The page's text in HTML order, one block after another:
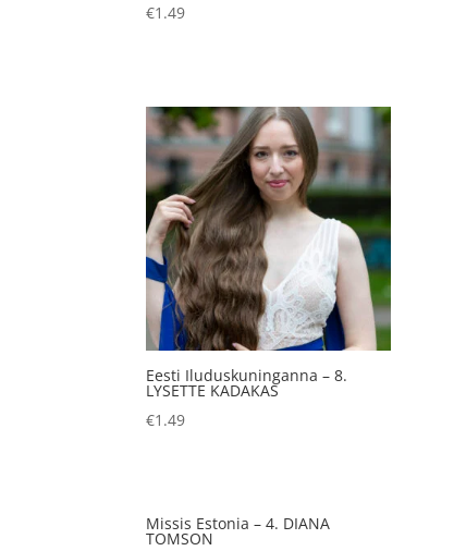
€1.49
Eesti Iluduskuninganna – 8.
LYSETTE KADAKAS
€1.49
Missis Estonia – 4. DIANA
TOMSON